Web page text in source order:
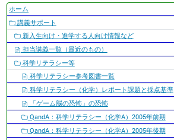
ナ
ビ
ゲ
ー
シ
ョ
ン
ホーム
講義サポート
新入生向け・進学する人向け情報など
担当講義一覧（最近のもの）
科学リテラシー等
科学リテラシー参考図書一覧
科学リテラシー（化学）レポート課題と採点基準
「ゲーム脳の恐怖」の恐怖
QandA：科学リテラシー（化学A）2005年前期
QandA：科学リテラシー（化学A）2005年後期